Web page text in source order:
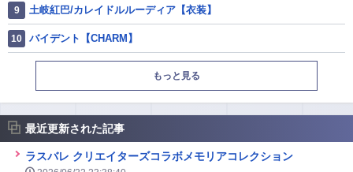
土岐紅巴/カレイドルルーディア【衣装】
バイデント【CHARM】
もっと見る
最近更新された記事
ラスバレ クリエイターズコラボメモリアコレクション